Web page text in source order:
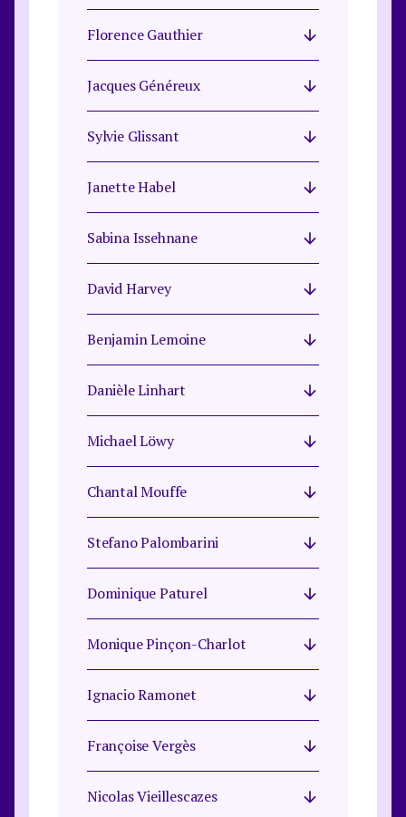
Florence Gauthier
Jacques Généreux
Sylvie Glissant
Janette Habel
Sabina Issehnane
David Harvey
Benjamin Lemoine
Danièle Linhart
Michael Löwy
Chantal Mouffe
Stefano Palombarini​
Dominique Paturel
Monique Pinçon-Charlot
Ignacio Ramonet
Françoise Vergès
Nicolas Vieillescazes